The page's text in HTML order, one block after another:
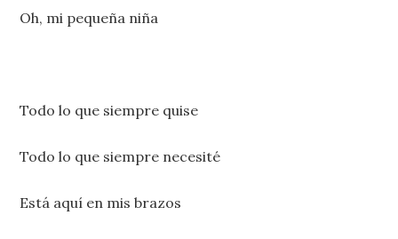
Oh, mi pequeña niña
Todo lo que siempre quise
Todo lo que siempre necesité
Está aquí en mis brazos